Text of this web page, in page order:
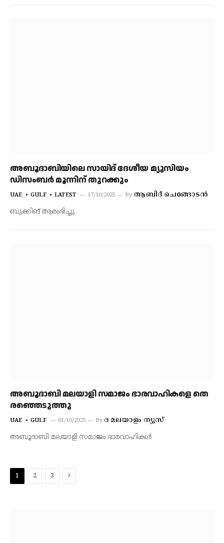
അബൂദാബിയിലെ സായിദ് ദേശീയ മ്യൂസിയം
ഡിസംബർ മൂന്നിന് തുറക്കും
UAE GULF LATEST 17/10/2025 By ആബിദ് ചെങ്ങോടൻ
ബുക്കിങ് ആരംഭിച്ചു
അബൂദാബി മലയാളി സമാജം ഭാരവാഹികളെ തെ​
ര​ഞ്ഞെ​ടു​ത്തു
UAE GULF 01/10/2025 By ദ മലയാളം ന്യൂസ്
അബൂദാബി മലയാളി സമാജം ഭാരവാഹികൾ
1 2 3 Next